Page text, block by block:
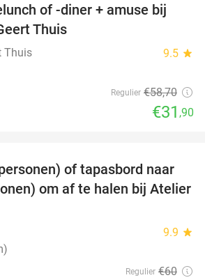
46%
of -diner + amuse bij
Thuis
Thuis 9.5 star
Regulier €58,70
€31 ,90
34%
of tapasbord naar
om af te halen bij Atelier
9.9 star
Regulier €60